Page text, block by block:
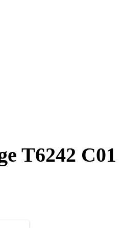
T6242 C01